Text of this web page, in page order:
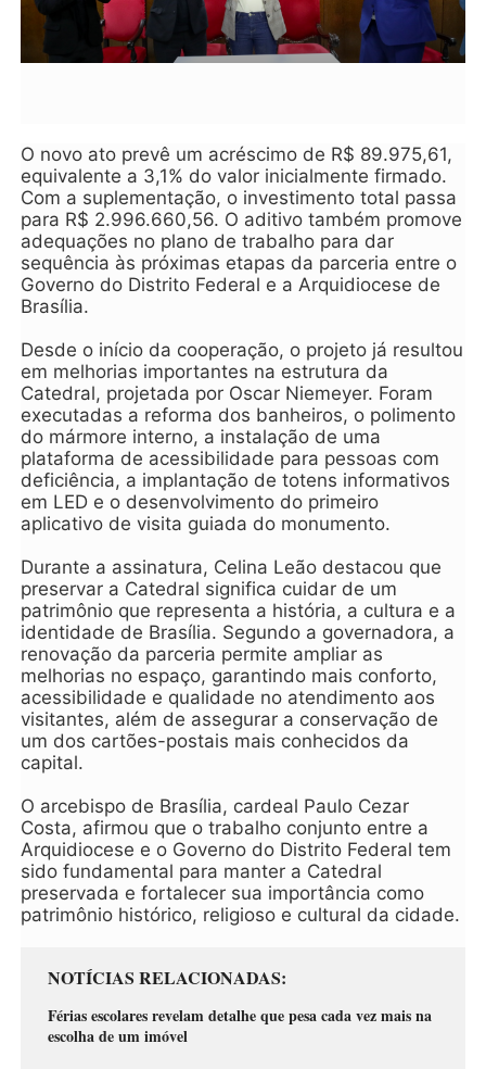
O novo ato prevê um acréscimo de R$ 89.975,61,
equivalente a 3,1% do valor inicialmente firmado.
Com a suplementação, o investimento total passa
para R$ 2.996.660,56. O aditivo também promove
adequações no plano de trabalho para dar
sequência às próximas etapas da parceria entre o
Governo do Distrito Federal e a Arquidiocese de
Brasília.
Desde o início da cooperação, o projeto já resultou
em melhorias importantes na estrutura da
Catedral, projetada por Oscar Niemeyer. Foram
executadas a reforma dos banheiros, o polimento
do mármore interno, a instalação de uma
plataforma de acessibilidade para pessoas com
deficiência, a implantação de totens informativos
em LED e o desenvolvimento do primeiro
aplicativo de visita guiada do monumento.
Durante a assinatura, Celina Leão destacou que
preservar a Catedral significa cuidar de um
patrimônio que representa a história, a cultura e a
identidade de Brasília. Segundo a governadora, a
renovação da parceria permite ampliar as
melhorias no espaço, garantindo mais conforto,
acessibilidade e qualidade no atendimento aos
visitantes, além de assegurar a conservação de
um dos cartões-postais mais conhecidos da
capital.
O arcebispo de Brasília, cardeal Paulo Cezar
Costa, afirmou que o trabalho conjunto entre a
Arquidiocese e o Governo do Distrito Federal tem
sido fundamental para manter a Catedral
preservada e fortalecer sua importância como
patrimônio histórico, religioso e cultural da cidade.
NOTÍCIAS RELACIONADAS
Férias escolares revelam detalhe que pesa cada vez mais na
escolha de um imóvel